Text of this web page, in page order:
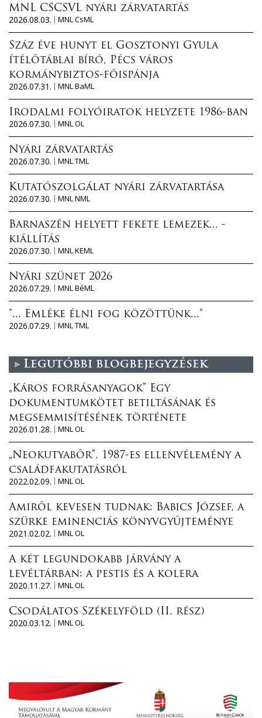
MNL CSCSVL nyári zárvatartás
2026.08.03.
MNL CsML
Száz éve hunyt el Gosztonyi Gyula
ítélőtáblai bíró, Pécs város
kormánybiztos-főispánja
2026.07.31.
MNL BaML
Irodalmi folyóiratok helyzete 1986-ban
2026.07.30.
MNL OL
Nyári zárvatartás
2026.07.30.
MNL TML
Kutatószolgálat nyári zárvatartása
2026.07.30.
MNL NML
Barnaszén helyett fekete lemezek... -
kiállítás
2026.07.30.
MNL KEML
Nyári szünet 2026
2026.07.29.
MNL BéML
"... Emléke élni fog közöttünk..."
2026.07.29.
MNL TML
Legutóbbi blogbejegyzések
„Káros forrásanyagok” Egy
dokumentumkötet betiltásának és
megsemmisítésének története
2026.01.28.
MNL OL
„Neokutyabőr”. 1987-es ellenvélemény a
családfakutatásról
2022.02.09.
MNL OL
Amiről kevesen tudnak: Babics József, a
szürke eminenciás könyvgyűjteménye
2021.02.02.
MNL OL
A két legundokabb járvány a
levéltárban: a pestis és a kolera
2020.11.27.
MNL OL
Csodálatos Székelyföld (II. rész)
2020.03.12.
MNL OL